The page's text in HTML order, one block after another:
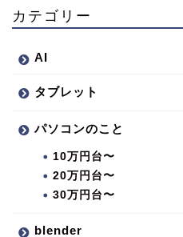
カテゴリー
AI
タブレット
パソコンのこと
10万円台〜
20万円台〜
30万円台〜
blender